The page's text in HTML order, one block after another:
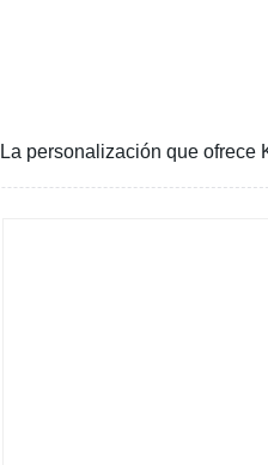
La personalización que ofrece